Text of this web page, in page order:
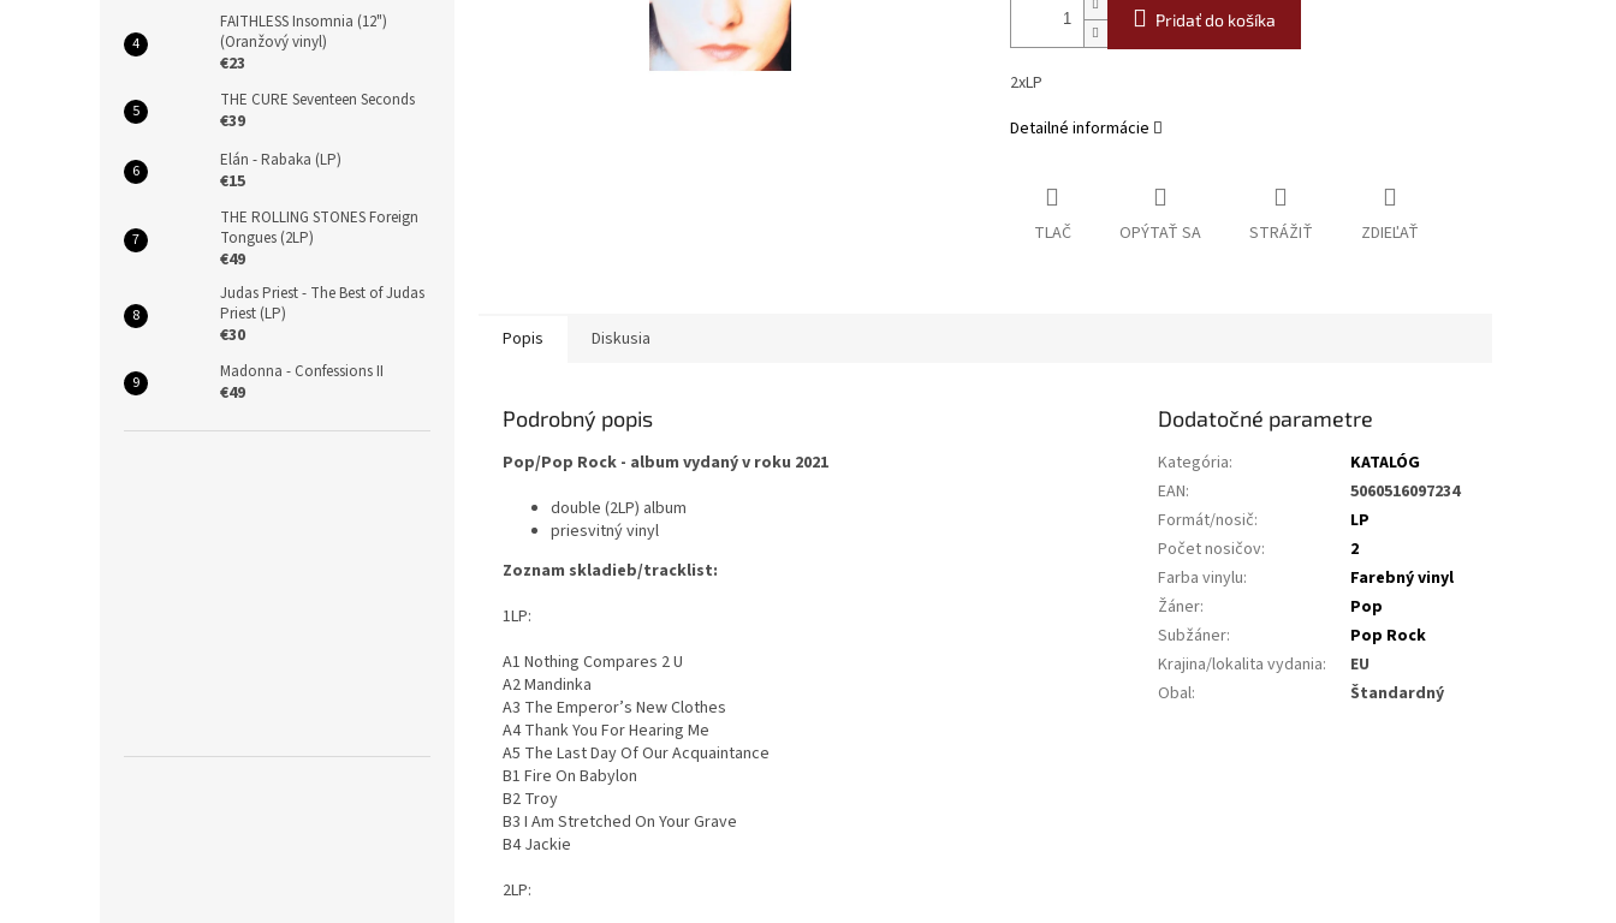
FAITHLESS Insomnia (12")
(Oranžový vinyl)
€23
THE CURE Seventeen Seconds
€39
Elán - Rabaka (LP)
€15
THE ROLLING STONES Foreign
Tongues (2LP)
€49
Judas Priest - The Best of Judas
Priest (LP)
€30
Madonna - Confessions II
€49
Pridať do košíka
2xLP
Detailné informácie
TLAČ OPÝTAŤ SA STRÁŽIŤ ZDIEĽAŤ
Popis Diskusia
Podrobný popis
Pop/Pop Rock - album vydaný v roku 2021
double (2LP) album
priesvitný vinyl
Zoznam skladieb/tracklist:
1LP:
A1 Nothing Compares 2 U
A2 Mandinka
A3 The Emperor’s New Clothes
A4 Thank You For Hearing Me
A5 The Last Day Of Our Acquaintance
B1 Fire On Babylon
B2 Troy
B3 I Am Stretched On Your Grave
B4 Jackie
2LP:
Dodatočné parametre
Kategória:
KATALÓG
EAN:
5060516097234
Formát/nosič:
LP
Počet nosičov:
2
Farba vinylu:
Farebný vinyl
Žáner:
Pop
Subžáner:
Pop Rock
Krajina/lokalita vydania:
EU
Obal: Štandardný